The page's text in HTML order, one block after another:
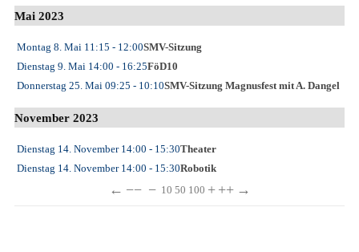
Mai 2023
Montag 8. Mai 11:15 - 12:00SMV-Sitzung
Dienstag 9. Mai 14:00 - 16:25FöD10
Donnerstag 25. Mai 09:25 - 10:10SMV-Sitzung Magnusfest mit A. Dangel
November 2023
Dienstag 14. November14:00 - 15:30Theater
Dienstag 14. November14:00 - 15:30Robotik
← −− − 10 50 100 + ++ →